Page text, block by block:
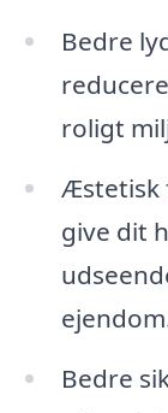
Bedre
roligt
Æstetisk
give dit
Bedre